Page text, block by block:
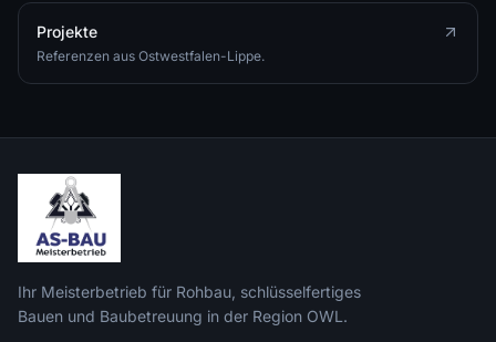
Projekte
Referenzen aus Ostwestfalen-Lippe.
Ihr Meisterbetrieb für Rohbau, schlüsselfertiges
Bauen und Baubetreuung in der Region OWL.